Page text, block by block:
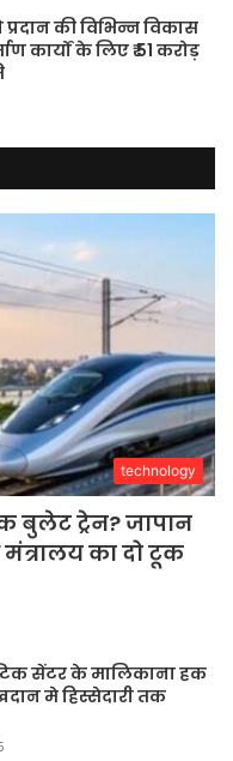
की विभिन्न विकास
कार्यों के लिए ₹ 51 करोड़
technology
बुलेट ट्रेन? जापान
का दो टूक
सेंटर के मालिकाना हक
मे हिस्सेदारी तक